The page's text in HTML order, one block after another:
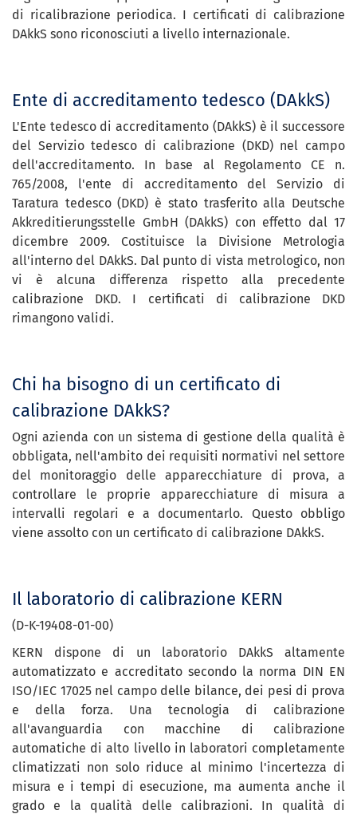
di ricalibrazione periodica. I certificati di calibrazione
DAkkS sono riconosciuti a livello internazionale.
Ente di accreditamento tedesco (DAkkS)
L'Ente tedesco di accreditamento (DAkkS) è il successore
del Servizio tedesco di calibrazione (DKD) nel campo
dell'accreditamento. In base al Regolamento CE n.
765/2008, l'ente di accreditamento del Servizio di
Taratura tedesco (DKD) è stato trasferito alla Deutsche
Akkreditierungsstelle GmbH (DAkkS) con effetto dal 17
dicembre 2009. Costituisce la Divisione Metrologia
all'interno del DAkkS. Dal punto di vista metrologico, non
vi è alcuna differenza rispetto alla precedente
calibrazione DKD. I certificati di calibrazione DKD
rimangono validi.
Chi ha bisogno di un certificato di
calibrazione DAkkS?
Ogni azienda con un sistema di gestione della qualità è
obbligata, nell'ambito dei requisiti normativi nel settore
del monitoraggio delle apparecchiature di prova, a
controllare le proprie apparecchiature di misura a
intervalli regolari e a documentarlo. Questo obbligo
viene assolto con un certificato di calibrazione DAkkS.
Il laboratorio di calibrazione KERN
(D-K-19408-01-00)
KERN dispone di un laboratorio DAkkS altamente
automatizzato e accreditato secondo la norma DIN EN
ISO/IEC 17025 nel campo delle bilance, dei pesi di prova
e della forza. Una tecnologia di calibrazione
all'avanguardia con macchine di calibrazione
automatiche di alto livello in laboratori completamente
climatizzati non solo riduce al minimo l'incertezza di
misura e i tempi di esecuzione, ma aumenta anche il
grado e la qualità delle calibrazioni. In qualità di